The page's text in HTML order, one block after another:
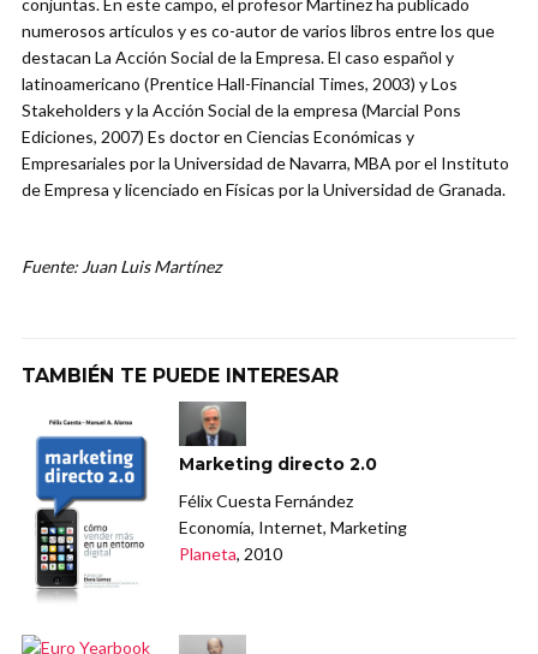
conjuntas. En este campo, el profesor Martínez ha publicado
numerosos artículos y es co-autor de varios libros entre los que
destacan La Acción Social de la Empresa. El caso español y
latinoamericano (Prentice Hall-Financial Times, 2003) y Los
Stakeholders y la Acción Social de la empresa (Marcial Pons
Ediciones, 2007) Es doctor en Ciencias Económicas y
Empresariales por la Universidad de Navarra, MBA por el Instituto
de Empresa y licenciado en Físicas por la Universidad de Granada.
Fuente: Juan Luis Martínez
TAMBIÉN TE PUEDE INTERESAR
Marketing directo 2.0
Félix Cuesta Fernández
Economía, Internet, Marketing
Planeta, 2010